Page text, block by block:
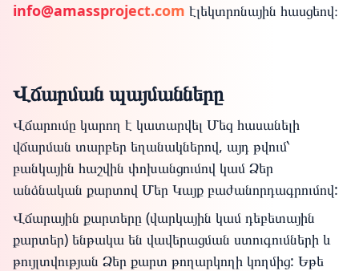
info@amassproject.com էլեկտրոնային հասցեով։
Վճարման պայմանները
Վճարումը կարող է կատարվել Մեզ հասանելի
վճարման տարբեր եղանակներով, այդ թվում՝
բանկային հաշվին փոխանցումով կամ Ձեր
անձնական քարտով Մեր Կայք բաժանորդագրումով:
Վճարային քարտերը (վարկային կամ դեբետային
քարտեր) ենթակա են վավերացման ստուգումների և
թույլտվության Ձեր քարտ թողարկողի կողմից: Եթե